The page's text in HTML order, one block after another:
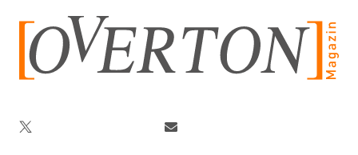
springen
Twitter